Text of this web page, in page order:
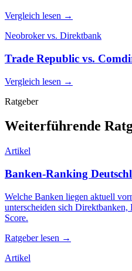
Vergleich lesen →
Neobroker vs. Direktbank
Trade Republic vs.
Vergleich lesen →
Ratgeber
Weiterführende
Artikel
Banken-Ranking
Welche Banken liegen aktuell
unterscheiden sich
Score.
Ratgeber lesen →
Artikel